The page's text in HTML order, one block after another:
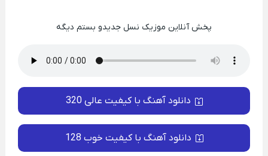
پخش آنلاین موزیک نسل جدیدو بستم دیگه
دانلود آهنگ با کیفیت عالی 320
دانلود آهنگ با کیفیت خوب 128